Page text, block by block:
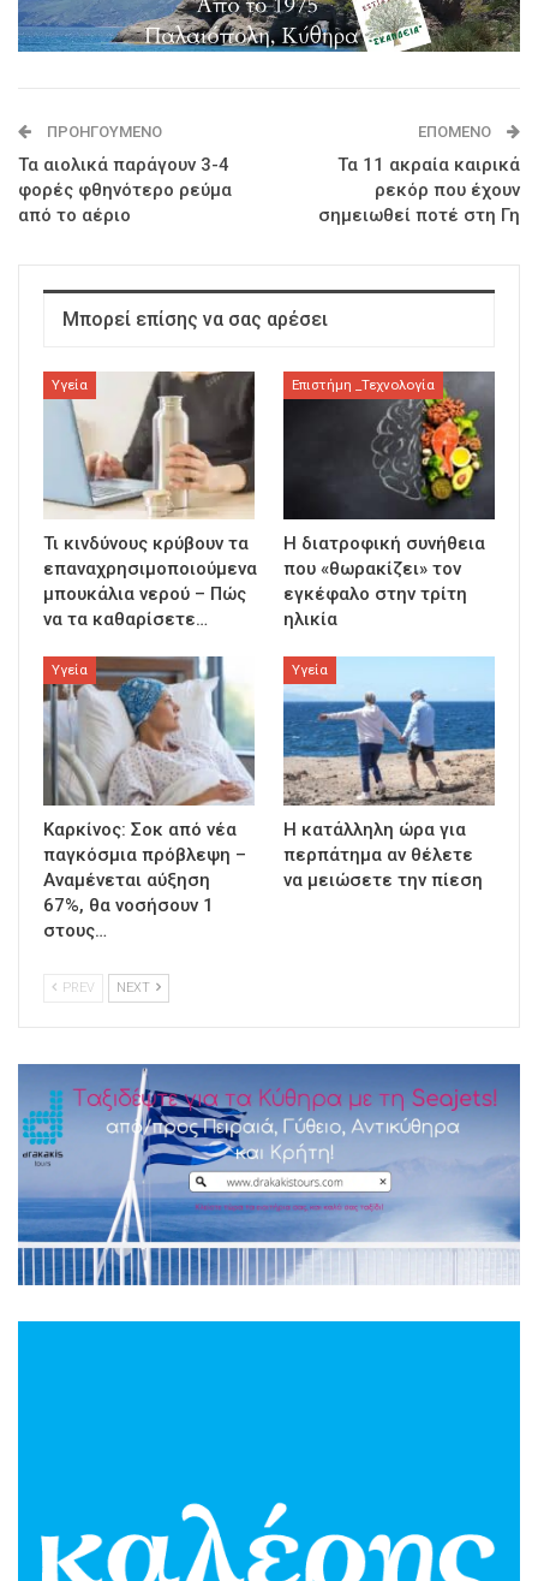
ΠΡΟΗΓΟΎΜΕΝΟ
Τα αιολικά παράγουν 3-4
φορές φθηνότερο ρεύμα
από το αέριο
ΕΠΌΜΕΝΟ
Τα 11 ακραία καιρικά
ρεκόρ που έχουν
σημειωθεί ποτέ στη Γη
Μπορεί επίσης να σας αρέσει
Υγεία
Τι κινδύνους κρύβουν τα
επαναχρησιμοποιούμενα
μπουκάλια νερού – Πώς
να τα καθαρίσετε…
Επιστήμη _Τεχνολογία
Η διατροφική συνήθεια
που «θωρακίζει» τον
εγκέφαλο στην τρίτη
ηλικία
Υγεία
Καρκίνος: Σοκ από νέα
παγκόσμια πρόβλεψη –
Αναμένεται αύξηση
67%, θα νοσήσουν 1
στους…
Υγεία
Η κατάλληλη ώρα για
περπάτημα αν θέλετε
να μειώσετε την πίεση
PREV NEXT